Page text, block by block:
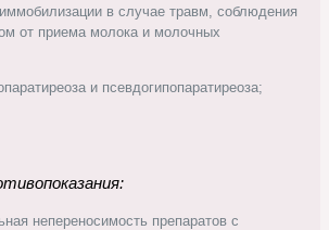
в случае травм, соблюдения
от приема молока и молочных
и псевдогипопаратиреоза;
непереносимость препаратов с